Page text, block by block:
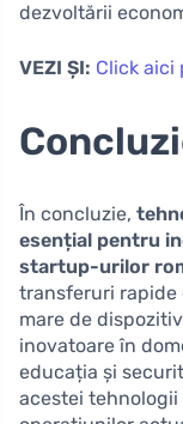
dezvoltării
VEZI ȘI: Click aici
În concluzie,
esențial pentru
startup-urilor
transferuri rapide
mare de
inovatoare în
educația și
acestei